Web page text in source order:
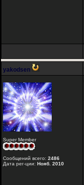
yakodsen
Super Member
Сообщений всего: 2486
Дата рег-ции: Нояб. 2010